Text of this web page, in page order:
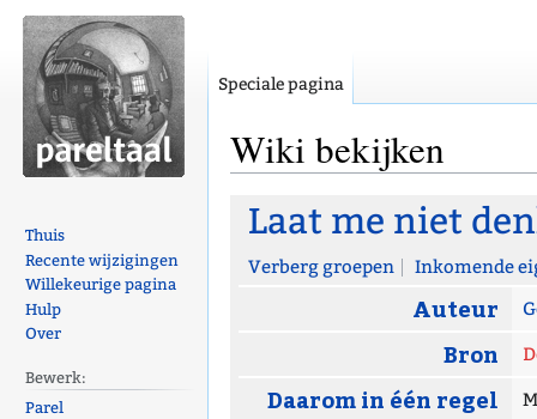
Wiki bekijken
Naar
navigatie
springen
Naar
zoeken
springen
Laat me niet
Verberg groepen Inkomende
Auteur
Bron
Daarom in één regel
Speciale pagina
Thuis
Recente wijzigingen
Willekeurige pagina
Hulp
Over
Bewerk:
Parel